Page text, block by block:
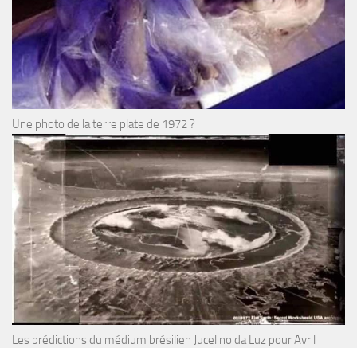
Une photo de la terre plate de 1972 ?
Les prédictions du médium brésilien Jucelino da Luz pour Avril